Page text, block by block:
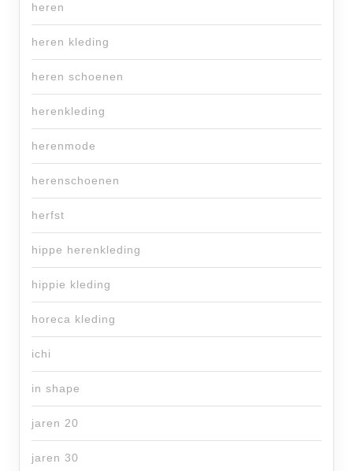
heren
heren kleding
heren schoenen
herenkleding
herenmode
herenschoenen
herfst
hippe herenkleding
hippie kleding
horeca kleding
ichi
in shape
jaren 20
jaren 30